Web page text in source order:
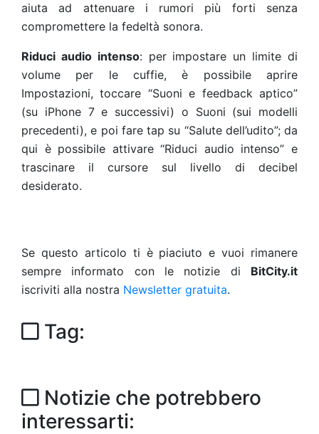
aiuta ad attenuare i rumori più forti senza
compromettere la fedeltà sonora.
Riduci audio intenso: per impostare un limite di
volume per le cuffie, è possibile aprire
Impostazioni, toccare “Suoni e feedback aptico”
(su iPhone 7 e successivi) o Suoni (sui modelli
precedenti), e poi fare tap su “Salute dell’udito”; da
qui è possibile attivare “Riduci audio intenso” e
trascinare il cursore sul livello di decibel
desiderato.
Se questo articolo ti è piaciuto e vuoi rimanere
sempre informato con le notizie di BitCity.it
iscriviti alla nostra Newsletter gratuita.
Tag:
Notizie che potrebbero
interessarti: